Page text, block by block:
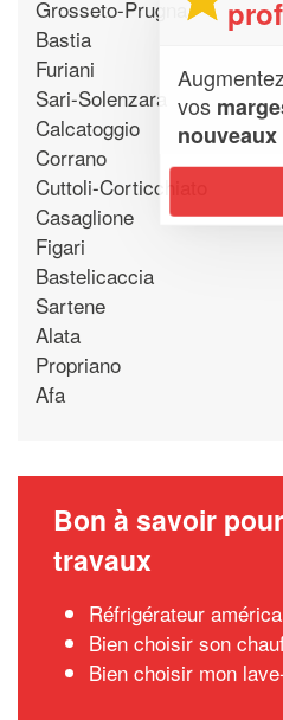
Grosseto-Prugna
Bastia
Furiani
Sari-Solenzara
Calcatoggio
Corrano
Cuttoli-Corticchiato
Casaglione
Figari
Bastelicaccia
Sartene
Alata
Propriano
Afa
Bon à savoir
travaux
Réfrigérateur
Bien choisir son
Bien choisir mon
Augmentez
vosmarges
nouveaux